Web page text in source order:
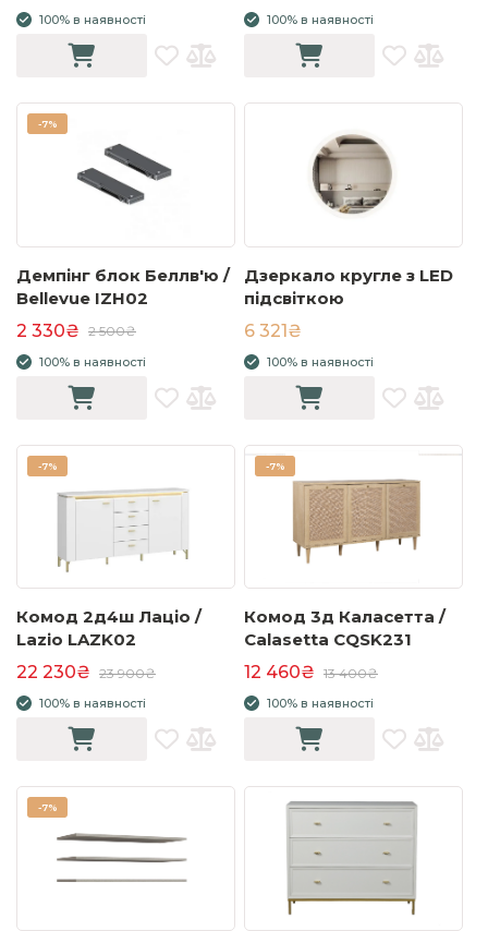
100% в наявності 100% в наявності
-7%
Демпінг блок Беллв'ю /
Bellevue IZH02
2 330₴ 2 500₴
100% в наявності
Дзеркало кругле з LED
підсвіткою
6 321₴
100% в наявності
-7%
Комод 2д4ш Лаціо /
Lazio LAZK02
22 230₴ 23 900₴
100% в наявності
-7%
Комод 3д Каласетта /
Calasetta CQSK231
12 460₴ 13 400₴
100% в наявності
-7%